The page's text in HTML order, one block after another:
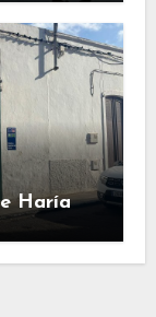
Haría